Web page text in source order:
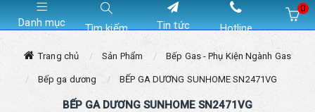
Danh mục Tìm kiếm Tin tức Hotline
0
Trang chủ Sản Phẩm Bếp Gas - Phụ Kiện Ngành Gas
Bếp ga dương BẾP GA DƯƠNG SUNHOME SN2471VG
BẾP GA DƯƠNG SUNHOME SN2471VG